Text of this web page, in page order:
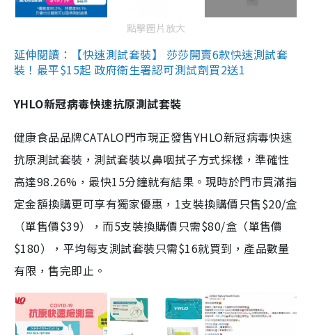
點擊圖片放大
延伸閱讀：【快速測試套裝】 莎莎開賣6款快速測試套
裝！最平$15起 政府衛生署認可測試劑買2送1
YHLO新冠病毒快速抗原測試套裝
健康食品品牌CATALO門市現正發售YHLO新冠病毒快速
抗原測試套裝，測試套裝以鼻咽拭子方式採樣，準確性
高達98.26%，最快15分鐘就有結果。現時於門市買滿指
定金額換購更可享有獨家優惠，1支裝換購價只售$20/盒
（單售價$39），而5支裝換購價只需$80/盒（單售價
$180），平均每支測試套裝只需$16就買到，產品數量
有限，售完即止。